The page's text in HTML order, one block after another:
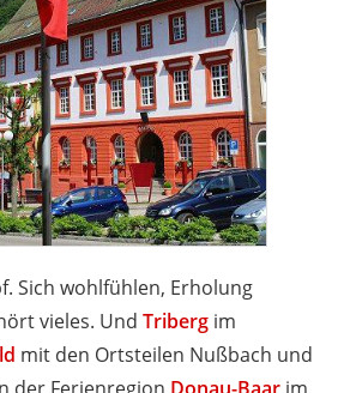
Sich wohlfühlen, Erholung
vieles. Und Triberg im
mit den Ortsteilen Nußbach und